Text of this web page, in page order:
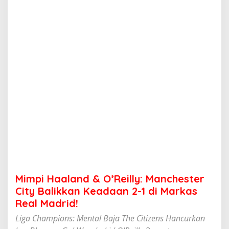
t
e
r
i
t
Mimpi Haaland & O’Reilly: Manchester
City Balikkan Keadaan 2-1 di Markas
Real Madrid!
Liga Champions: Mental Baja The Citizens Hancurkan